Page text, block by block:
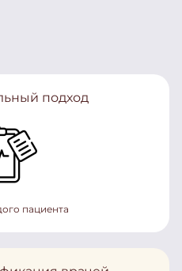
подход
пациента